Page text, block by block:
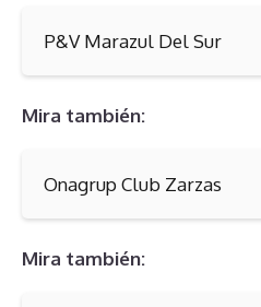
P&V Marazul Del Sur
Mira también:
Onagrup Club Zarzas
Mira también: